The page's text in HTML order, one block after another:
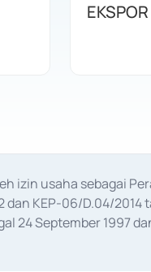
izin usaha sebagai
dan KEP-06/D.04/
24 September 1997